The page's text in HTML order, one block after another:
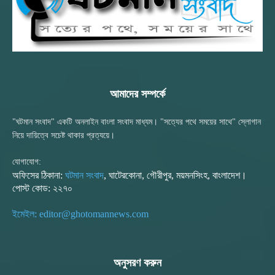
আমাদের সম্পর্কে
"ঘটমান সংবাদ" একটি অনলাইন বাংলা সংবাদ মাধ্যম। "সত্যের পথে সময়ের সাথে" স্লোগান
নিয়ে দায়িত্বে সচেষ্ট থাকার প্রত্যয়ে।
যোগাযোগ:
অফিসের ঠিকানা: ঘটমান সংবাদ, ঘাটেরকোনা, গৌরীপুর, ময়মনসিংহ, বাংলাদেশ।
পোস্ট কোড: ২২৭০
ইমেইল: editor@ghotomannews.com
অনুসরণ করুন